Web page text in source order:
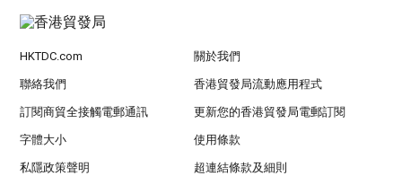
HKTDC.com 關於我們
聯絡我們 香港貿發局流動應用程式
訂閱商貿全接觸電郵通訊 更新您的香港貿發局電郵訂閱
字體大小 使用條款
私隱政策聲明 超連結條款及細則